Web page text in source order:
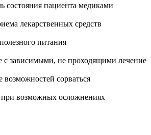
состояния пациента медиками
лекарственных средств
питания
с зависимыми, не проходящими лечение
сорваться
возможных осложнениях